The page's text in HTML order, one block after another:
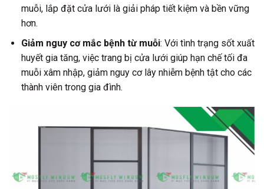
muỗi, lắp đặt cửa lưới là giải pháp tiết kiệm và bền vững
hơn.
Giảm nguy cơ mắc bệnh từ muỗi: Với tình trạng sốt xuất
huyết gia tăng, việc trang bị cửa lưới giúp hạn chế tối đa
muỗi xâm nhập, giảm nguy cơ lây nhiễm bệnh tật cho các
thành viên trong gia đình.